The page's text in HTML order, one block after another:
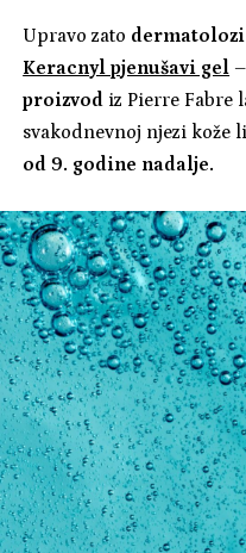
Upravo zato
Keracnyl pjenušavi gel –
proizvod iz Pierre Fabre
svakodnevnoj njezi kože
od 9. godine nadalje.